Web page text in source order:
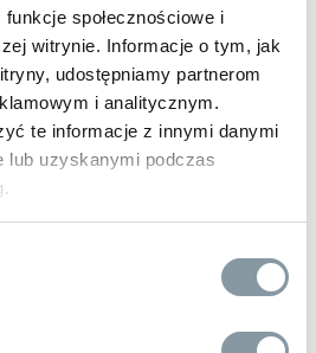
społecznościowe i
witrynie. Informacje o tym, jak
udostępniamy partnerom
i analitycznym.
te informacje z innymi danymi
lub uzyskanymi podczas
zł